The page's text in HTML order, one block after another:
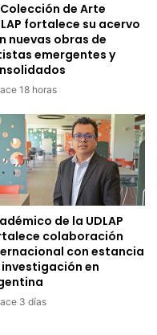
de Arte
fortalece su acervo
nuevas obras de
emergentes y
18 horas
de la UDLAP
colaboración
con estancia
investigación en
3 días